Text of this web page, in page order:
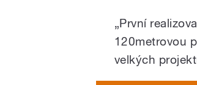
„První
120metrovou
velkých